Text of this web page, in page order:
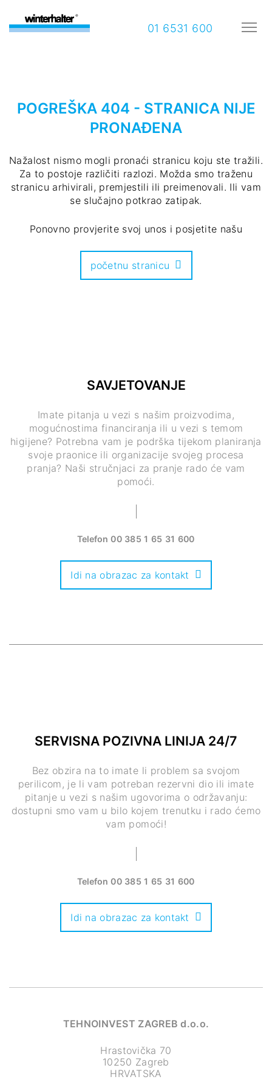
01 6531 600
POGREŠKA 404 - STRANICA NIJE
PRONAĐENA
Nažalost nismo mogli pronaći stranicu koju ste tražili.
Za to postoje različiti razlozi. Možda smo traženu
stranicu arhivirali, premjestili ili preimenovali. Ili vam
se slučajno potkrao zatipak.
Ponovno provjerite svoj unos i posjetite našu
početnu stranicu
SAVJETOVANJE
Imate pitanja u vezi s našim proizvodima,
mogućnostima financiranja ili u vezi s temom
higijene? Potrebna vam je podrška tijekom planiranja
svoje praonice ili organizacije svojeg procesa
pranja? Naši stručnjaci za pranje rado će vam
pomoći.
Telefon00 385 1 65 31 600
Idi na obrazac za kontakt
SERVISNA POZIVNA LINIJA 24/7
Bez obzira na to imate li problem sa svojom
perilicom, je li vam potreban rezervni dio ili imate
pitanje u vezi s našim ugovorima o održavanju:
dostupni smo vam u bilo kojem trenutku i rado ćemo
vam pomoći!
Telefon00 385 1 65 31 600
Idi na obrazac za kontakt
TEHNOINVEST ZAGREB d.o.o.
Hrastovička 70
10250 Zagreb
HRVATSKA